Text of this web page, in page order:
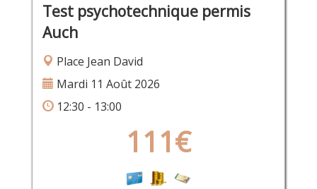
Test psychotechnique permis
Auch
Place Jean David
Mardi 11 Août 2026
12:30 - 13:00
111€